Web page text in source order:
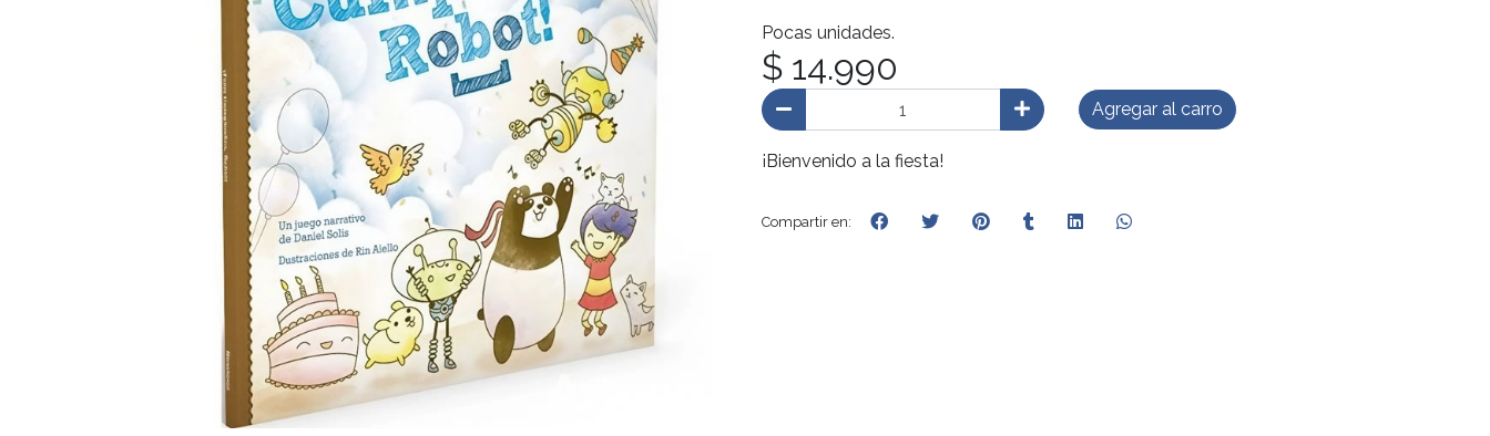
Pocas unidades.
$ 14.990
Agregar al carro
¡Bienvenido a la fiesta!
Compartir en: